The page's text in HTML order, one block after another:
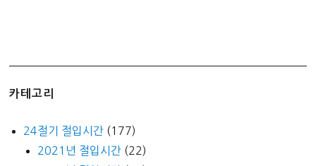
카테고리
24절기 절입시간 (177)
2021년 절입시간 (22)